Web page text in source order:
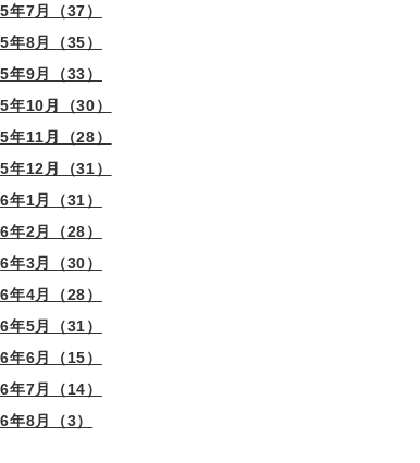
年7月（37）
年8月（35）
年9月（33）
年10月（30）
年11月（28）
年12月（31）
年1月（31）
年2月（28）
年3月（30）
年4月（28）
年5月（31）
年6月（15）
年7月（14）
年8月（3）